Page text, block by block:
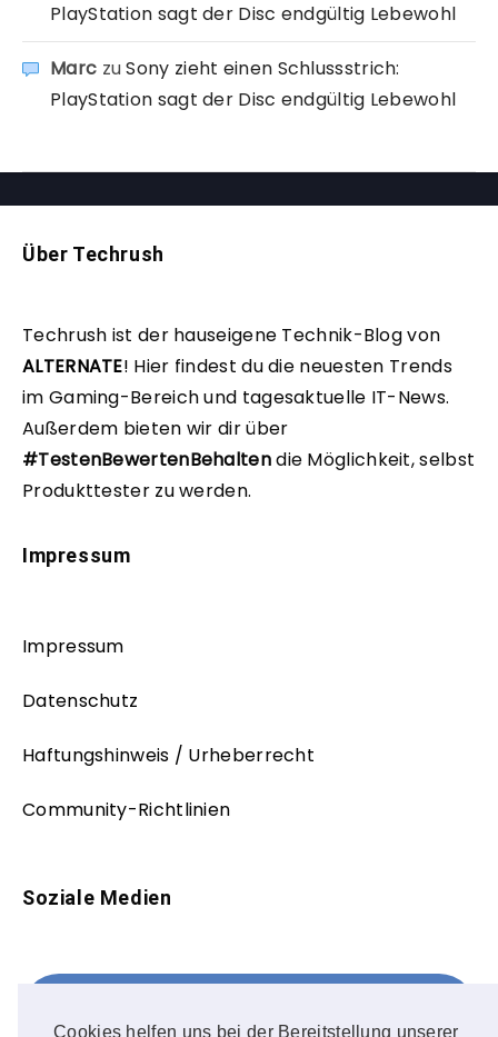
Cookies helfen uns bei der Bereitstellung unserer
PlayStation sagt der Disc endgültig Lebewohl
Marc zuSony zieht einen Schlussstrich:
PlayStation sagt der Disc endgültig Lebewohl
Über Techrush
Techrush ist der hauseigene Technik-Blog von
ALTERNATE! Hier findest du die neuesten Trends
im Gaming-Bereich und tagesaktuelle IT-News.
Außerdem bieten wir dir über
#TestenBewertenBehaltendie Möglichkeit, selbst
Produkttester zu werden.
Impressum
Impressum
Datenschutz
Haftungshinweis / Urheberrecht
Community-Richtlinien
Soziale Medien
FOLLOW ME!